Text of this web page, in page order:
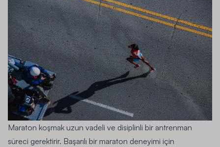
Maraton koşmak uzun vadeli ve disiplinli bir antrenman
süreci gerektirir. Başarılı bir maraton deneyimi için